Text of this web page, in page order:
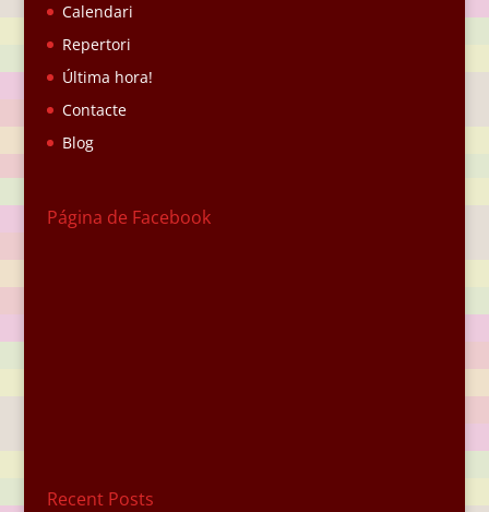
Calendari
Repertori
Última hora!
Contacte
Blog
Página de Facebook
Recent Posts